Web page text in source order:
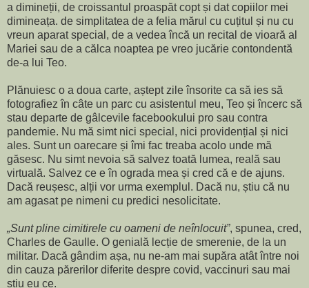
a dimineții, de croissantul proaspăt copt și dat copiilor mei
dimineața. de simplitatea de a felia mărul cu cuțitul și nu cu
vreun aparat special, de a vedea încă un recital de vioară al
Mariei sau de a călca noaptea pe vreo jucărie contondentă
de-a lui Teo.
Plănuiesc o a doua carte, aștept zile însorite ca să ies să
fotografiez în câte un parc cu asistentul meu, Teo și încerc să
stau departe de gâlcevile facebookului pro sau contra
pandemie. Nu mă simt nici special, nici providențial și nici
ales. Sunt un oarecare și îmi fac treaba acolo unde mă
găsesc. Nu simt nevoia să salvez toată lumea, reală sau
virtuală. Salvez ce e în ograda mea și cred că e de ajuns.
Dacă reușesc, alții vor urma exemplul. Dacă nu, știu că nu
am agasat pe nimeni cu predici nesolicitate.
„Sunt pline cimitirele cu oameni de neînlocuit”, spunea, cred,
Charles de Gaulle. O genială lecție de smerenie, de la un
militar. Dacă gândim așa, nu ne-am mai supăra atât între noi
din cauza părerilor diferite despre covid, vaccinuri sau mai
știu eu ce.